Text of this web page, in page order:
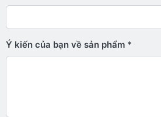
Ý kiến ​​của bạn về sản phẩm